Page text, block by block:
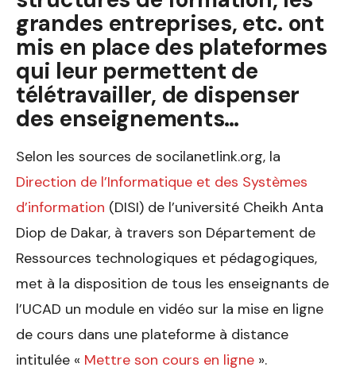
grandes entreprises, etc. ont
mis en place des plateformes
qui leur permettent de
télétravailler, de dispenser
des enseignements…
Selon les sources de socilanetlink.org, la
Direction de l’Informatique et des Systèmes
d’information (DISI) de l’université Cheikh Anta
Diop de Dakar, à travers son Département de
Ressources technologiques et pédagogiques,
met à la disposition de tous les enseignants de
l’UCAD un module en vidéo sur la mise en ligne
de cours dans une plateforme à distance
intitulée « Mettre son cours en ligne ».